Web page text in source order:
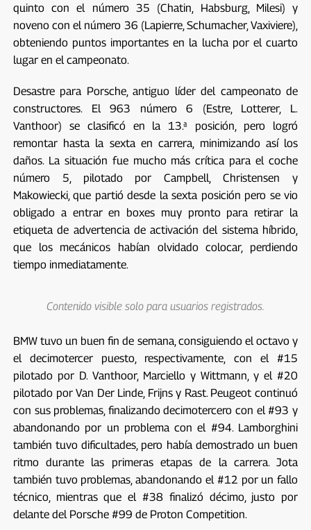
quinto con el número 35 (Chatin, Habsburg, Milesi) y
noveno con el número 36 (Lapierre, Schumacher, Vaxiviere),
obteniendo puntos importantes en la lucha por el cuarto
lugar en el campeonato.
Desastre para Porsche, antiguo líder del campeonato de
constructores. El 963 número 6 (Estre, Lotterer, L.
Vanthoor) se clasificó en la 13.ª posición, pero logró
remontar hasta la sexta en carrera, minimizando así los
daños. La situación fue mucho más crítica para el coche
número 5, pilotado por Campbell, Christensen y
Makowiecki, que partió desde la sexta posición pero se vio
obligado a entrar en boxes muy pronto para retirar la
etiqueta de advertencia de activación del sistema híbrido,
que los mecánicos habían olvidado colocar, perdiendo
tiempo inmediatamente.
Contenido visible solo para usuarios registrados.
BMW tuvo un buen fin de semana, consiguiendo el octavo y
el decimotercer puesto, respectivamente, con el #15
pilotado por D. Vanthoor, Marciello y Wittmann, y el #20
pilotado por Van Der Linde, Frijns y Rast. Peugeot continuó
con sus problemas, finalizando decimotercero con el #93 y
abandonando por un problema con el #94. Lamborghini
también tuvo dificultades, pero había demostrado un buen
ritmo durante las primeras etapas de la carrera. Jota
también tuvo problemas, abandonando el #12 por un fallo
técnico, mientras que el #38 finalizó décimo, justo por
delante del Porsche #99 de Proton Competition.